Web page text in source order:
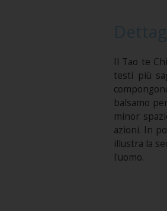
Il Tao te
testi più
balsamo
minor
azioni. In
illustra la
l'uomo.